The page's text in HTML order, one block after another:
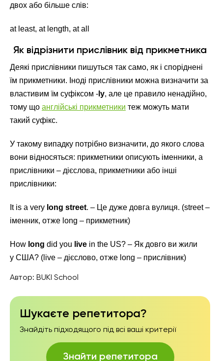
двох або більше слів:
at least, at length, at all
Як відрізнити прислівник від прикметника
Деякі прислівники пишуться так само, як і споріднені
їм прикметники. Іноді прислівники можна визначити за
властивим їм суфіксом - ly, але це правило ненадійно,
тому що англійські прикметники теж можуть мати
такий суфікс.
У такому випадку потрібно визначити, до якого слова
вони відносяться: прикметники описують іменники, а
прислівники – дієслова, прикметники або інші
прислівники:
It is a very long street. – Це дуже довга вулиця. (street –
іменник, отже long – прикметник)
How long did you live in the US? – Як довго ви жили
у США? (live – дієслово, отже long – прислівник)
Автор: BUKI School
Шукаєте репетитора?
Знайдіть підходящого під всі ваші критерії
Знайти репетитора